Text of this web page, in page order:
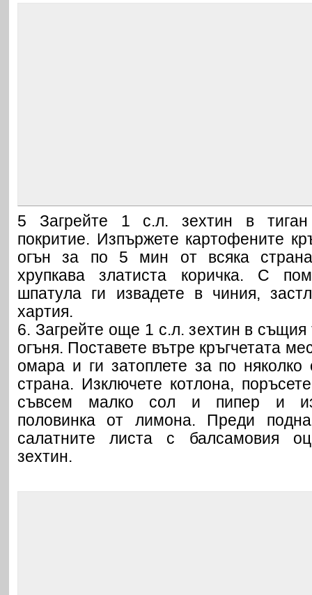
5 Загрейте 1 с.л. зехтин в
покритие. Изпържете картофените
огън за по 5 мин от всяка
хрупкава златиста коричка. С
шпатула ги извадете в чиния,
хартия.
6. Загрейте още 1 с.л. зехтин в същия
огъня. Поставете вътре кръгчетата
омара и ги затоплете за по няколко
страна. Изключете котлона,
съвсем малко сол и пипер и
половинка от лимона. Преди
салатните листа с балсамовия
зехтин.